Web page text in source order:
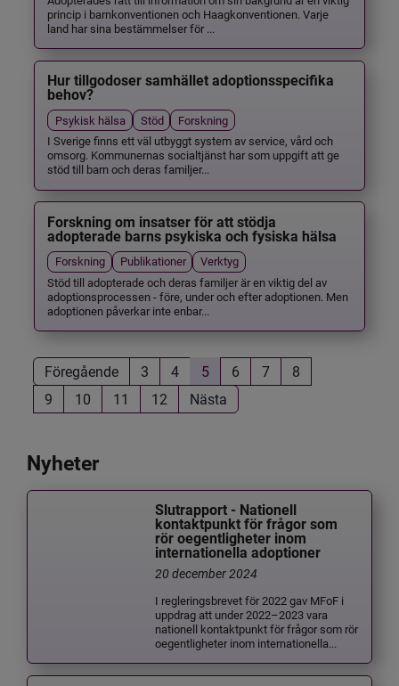
princip i barnkonventionen och Haagkonventionen. Varje
land har sina bestämmelser för ...
Hur tillgodoser samhället adoptionsspecifika
behov?
Psykisk hälsa Stöd
Forskning
I Sverige finns ett väl utbyggt system av service, vård och
omsorg. Kommunernas socialtjänst har som uppgift att ge
stöd till barn och deras familjer...
Forskning om insatser för att stödja
adopterade barns psykiska och fysiska hälsa
Forskning Publikationer
Verktyg
Stöd till adopterade och deras familjer är en viktig del av
adoptionsprocessen - före, under och efter adoptionen. Men
adoptionen påverkar inte enbar...
Föregående 3 4 5 6 7
8
9
10 11 12 Nästa
Nyheter
Slutrapport - Nationell
kontaktpunkt för frågor som
rör oegentligheter inom
internationella adoptioner
20 december 2024
I regleringsbrevet för 2022 gav MFoF i
uppdrag att under 2022–2023 vara
nationell kontaktpunkt för frågor som rör
oegentligheter inom internationella...